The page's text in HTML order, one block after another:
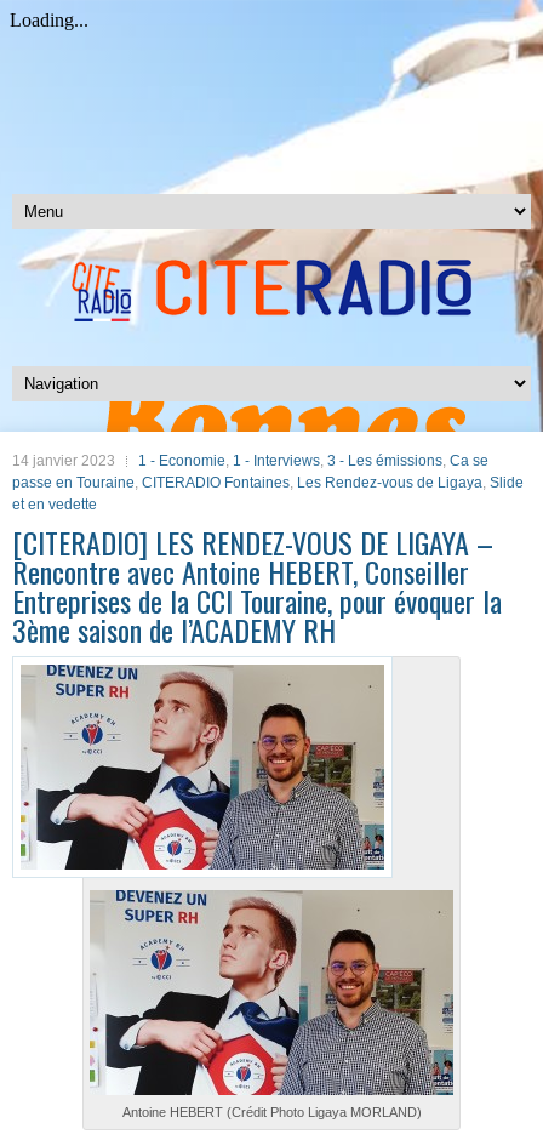
14 janvier 2023 1 - Economie, 1 - Interviews, 3 - Les émissions, Ca se
passe en Touraine, CITERADIO Fontaines, Les Rendez-vous de Ligaya, Slide
et en vedette
[CITERADIO] LES RENDEZ-VOUS DE LIGAYA –
Rencontre avec Antoine HEBERT, Conseiller
Entreprises de la CCI Touraine, pour évoquer la
3ème saison de l’ACADEMY RH
Antoine HEBERT (Crédit Photo Ligaya MORLAND)